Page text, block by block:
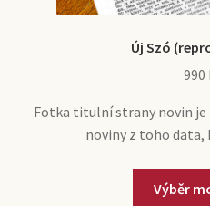
Új Szó
990
Fotka titulní strany novin
noviny z toho data,